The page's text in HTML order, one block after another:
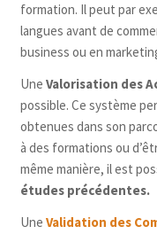
possibilités:
complément
personnes
qualifiant.
formation. Il peut par
langues avant de
business ou en
UneValorisation des
possible. Ce système
obtenues dans son
à des formations ou
même manière, il est
études précédentes.
UneValidation des